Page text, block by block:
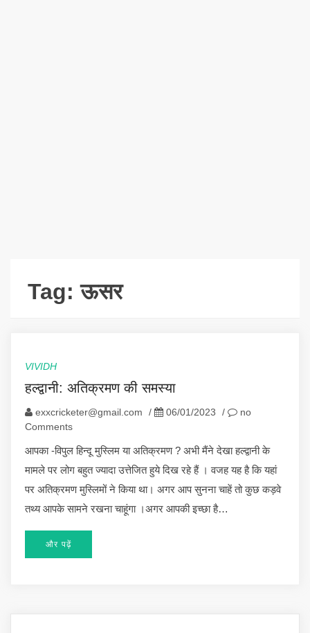
Tag:ऊसर
VIVIDH
हल्द्वानी: अतिक्रमण की समस्या
exxcricketer@gmail.com / 06/01/2023 /
no
Comments
आपका -विपुल हिन्दू मुस्लिम या अतिक्रमण ? अभी मैंने देखा हल्द्वानी के
मामले पर लोग बहुत ज्यादा उत्तेजित हुये दिख रहे हैं । वजह यह है कि यहां
पर अतिक्रमण मुस्लिमों ने किया था। अगर आप सुनना चाहें तो कुछ कड़वे
तथ्य आपके सामने रखना चाहूंगा ।अगर आपकी इच्छा है…
और पढ़ें